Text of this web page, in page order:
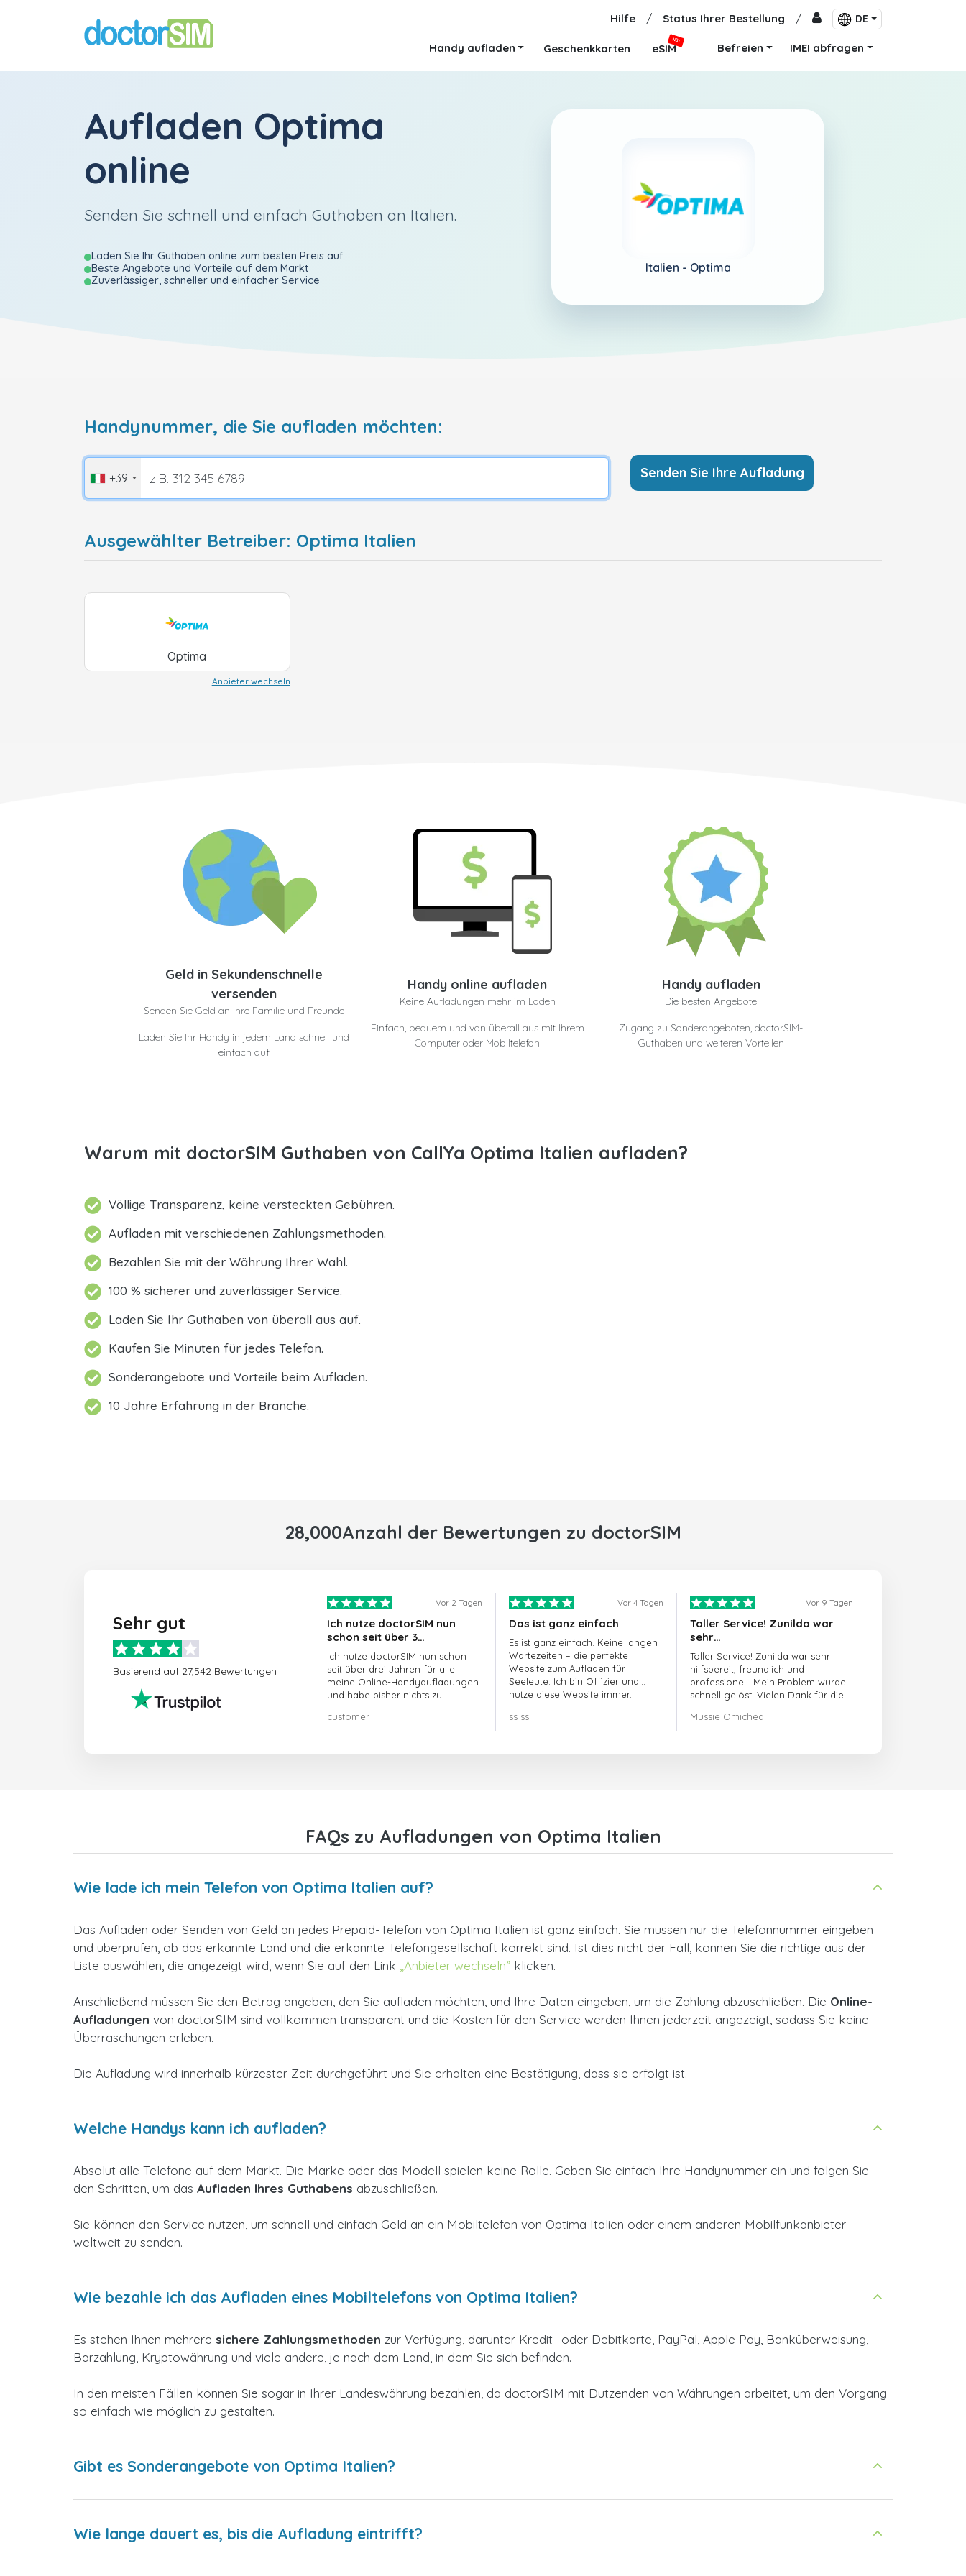
Hilfe / Status Ihrer Bestellung / DE
Handy aufladen Geschenkkarten eSIM
NEU
Befreien IMEI abfragen
Aufladen Optima
online
Senden Sie schnell und einfach Guthaben an Italien.
Laden Sie Ihr Guthaben online zum besten Preis auf
Beste Angebote und Vorteile auf dem Markt
Zuverlässiger, schneller und einfacher Service
Italien - Optima
Handynummer, die Sie aufladen möchten:
+39 Senden Sie Ihre Aufladung
Ausgewählter Betreiber: Optima Italien
Optima
Anbieter wechseln
Geld in Sekundenschnelle
versenden
Senden Sie Geld an Ihre Familie und Freunde
Laden Sie Ihr Handy in jedem Land schnell und
einfach auf
Handy online aufladen
Keine Aufladungen mehr im Laden
Einfach, bequem und von überall aus mit Ihrem
Computer oder Mobiltelefon
Handy aufladen
Die besten Angebote
Zugang zu Sonderangeboten, doctorSIM-
Guthaben und weiteren Vorteilen
Warum mit doctorSIM Guthaben von CallYa Optima Italien aufladen?
Völlige Transparenz, keine versteckten Gebühren.
Aufladen mit verschiedenen Zahlungsmethoden.
Bezahlen Sie mit der Währung Ihrer Wahl.
100 % sicherer und zuverlässiger Service.
Laden Sie Ihr Guthaben von überall aus auf.
Kaufen Sie Minuten für jedes Telefon.
Sonderangebote und Vorteile beim Aufladen.
10 Jahre Erfahrung in der Branche.
28,000Anzahl der Bewertungen zu doctorSIM
Sehr gut
Basierend auf 27,542 Bewertungen
Vor 2 Tagen
Ich nutze doctorSIM nun
schon seit über 3…
Ich nutze doctorSIM nun schon
seit über drei Jahren für alle
meine Online-Handyaufladungen
und habe bisher nichts zu
empfehlen!!!
customer
Vor 4 Tagen
Das ist ganz einfach
Es ist ganz einfach. Keine langen
Wartezeiten – die perfekte
Website zum Aufladen für
Seeleute. Ich bin Offizier und
nutze diese Website immer.
ss ss
Vor 9 Tagen
Toller Service! Zunilda war
sehr…
Toller Service! Zunilda war sehr
hilfsbereit, freundlich und
professionell. Mein Problem wurde
schnell gelöst. Vielen Dank für die
Mussie Omicheal
FAQs zu Aufladungen von Optima Italien
Wie lade ich mein Telefon von Optima Italien auf?
Das Aufladen oder Senden von Geld an jedes Prepaid-Telefon von Optima Italien ist ganz einfach. Sie müssen nur die Telefonnummer eingeben
und überprüfen, ob das erkannte Land und die erkannte Telefongesellschaft korrekt sind. Ist dies nicht der Fall, können Sie die richtige aus der
Liste auswählen, die angezeigt wird, wenn Sie auf den Link
„Anbieter wechseln” klicken.
Anschließend müssen Sie den Betrag angeben, den Sie aufladen möchten, und Ihre Daten eingeben, um die Zahlung abzuschließen. Die Online-
Aufladungen von doctorSIM sind vollkommen transparent und die Kosten für den Service werden Ihnen jederzeit angezeigt, sodass Sie keine
Überraschungen erleben.
Die Aufladung wird innerhalb kürzester Zeit durchgeführt und Sie erhalten eine Bestätigung, dass sie erfolgt ist.
Welche Handys kann ich aufladen?
Absolut alle Telefone auf dem Markt. Die Marke oder das Modell spielen keine Rolle. Geben Sie einfach Ihre Handynummer ein und folgen Sie
den Schritten, um das Aufladen Ihres Guthabens abzuschließen.
Sie können den Service nutzen, um schnell und einfach Geld an ein Mobiltelefon von Optima Italien oder einem anderen Mobilfunkanbieter
weltweit zu senden.
Wie bezahle ich das Aufladen eines Mobiltelefons von Optima Italien?
Es stehen Ihnen mehrere sichere Zahlungsmethoden zur Verfügung, darunter Kredit- oder Debitkarte, PayPal, Apple Pay, Banküberweisung,
Barzahlung, Kryptowährung und viele andere, je nach dem Land, in dem Sie sich befinden.
In den meisten Fällen können Sie sogar in Ihrer Landeswährung bezahlen, da doctorSIM mit Dutzenden von Währungen arbeitet, um den Vorgang
so einfach wie möglich zu gestalten.
Gibt es Sonderangebote von Optima Italien?
Wie lange dauert es, bis die Aufladung eintrifft?